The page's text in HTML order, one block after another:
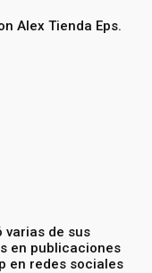
Alex Tienda Eps.
varias de sus
en publicaciones
en redes sociales